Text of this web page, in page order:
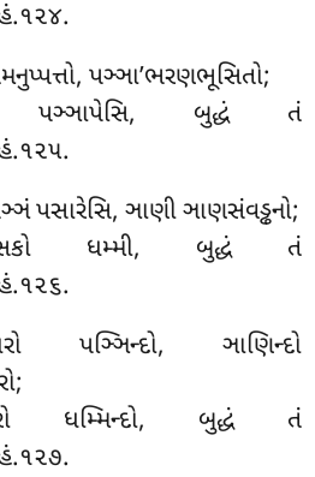
પઞ્ઞા’ભરણભૂસિતો;
પઞ્ઞાપેસિ, બુદ્ધં તં
પસારેસિ, ઞાણી ઞાણસંવડ્ઢનો;
ધમ્મી, બુદ્ધં તં
પઞ્ઞિન્દો, ઞાણિન્દો
ધમ્મિન્દો, બુદ્ધં તં